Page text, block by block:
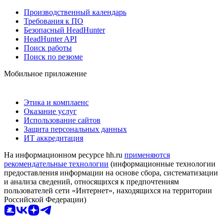
Производственный календарь
Требования к ПО
Безопасный HeadHunter
HeadHunter API
Поиск работы
Поиск по резюме
Мобильное приложение
Этика и комплаенс
Оказание услуг
Использование сайтов
Защита персональных данных
ИТ аккредитация
На информационном ресурсе hh.ru применяются
рекомендательные технологии (информационные технологии
предоставления информации на основе сбора, систематизации
и анализа сведений, относящихся к предпочтениям
пользователей сети «Интернет», находящихся на территории
Российской Федерации)